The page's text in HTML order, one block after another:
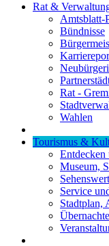
Rat &
Amtsblatt-
Bündnisse
Rat -
Wahlen
Tourismus &
Entdecken
Museum,
Service
Stadtplan,